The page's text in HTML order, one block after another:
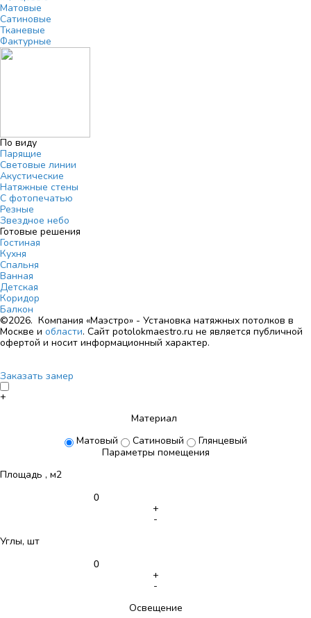
Матовые
Сатиновые
Тканевые
Фактурные
По виду
Парящие
Световые линии
Акустические
Натяжные стены
С фотопечатью
Резные
Звездное небо
Готовые решения
Гостиная
Кухня
Спальня
Ванная
Детская
Коридор
Балкон
©2026. Компания «Маэстро» - Установка натяжных потолков в
Москве и области. Сайт potolokmaestro.ru не является публичной
офертой и носит информационный характер.
Заказать замер
+
Материал
Матовый
Сатиновый
Глянцевый
Параметры помещения
Площадь , м2
+
-
Углы, шт
+
-
Освещение